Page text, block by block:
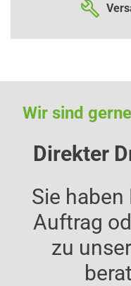
Wir sind
Direkter
Sie haben
Auftrag
zu